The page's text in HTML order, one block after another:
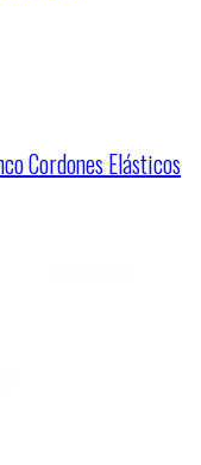
Cordones Elásticos